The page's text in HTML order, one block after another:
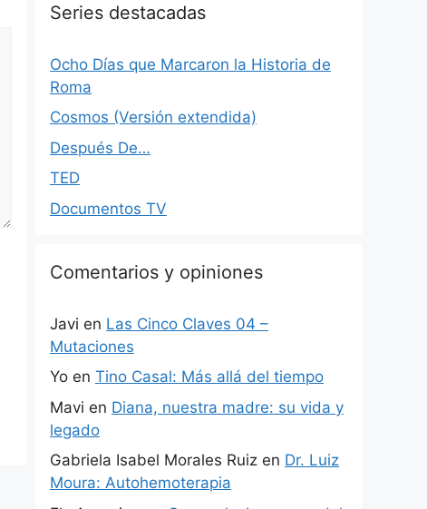
Series destacadas
Ocho Días que Marcaron la Historia de
Roma
Cosmos (Versión extendida)
Después De…
TED
Documentos TV
Comentarios y opiniones
Javi en Las Cinco Claves 04 –
Mutaciones
Yo en Tino Casal: Más allá del tiempo
Mavi en Diana, nuestra madre: su vida y
legado
Gabriela Isabel Morales Ruiz en Dr. Luiz
Moura: Autohemoterapia